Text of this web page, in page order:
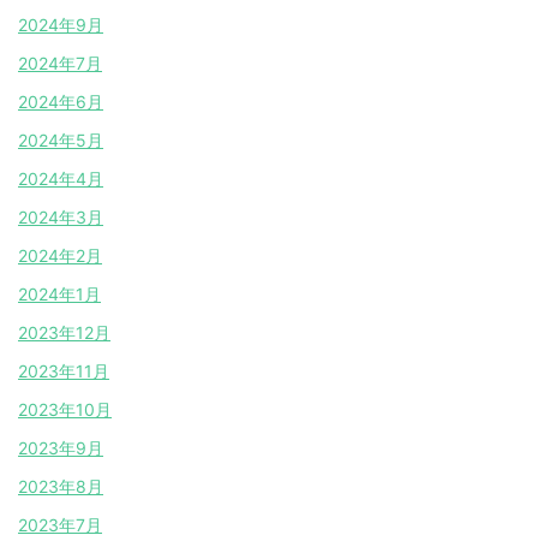
2024年9月
2024年7月
2024年6月
2024年5月
2024年4月
2024年3月
2024年2月
2024年1月
2023年12月
2023年11月
2023年10月
2023年9月
2023年8月
2023年7月